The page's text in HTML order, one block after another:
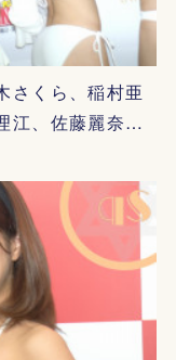
さくら、稲村亜
江、佐藤麗奈…